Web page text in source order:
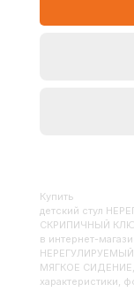
Купить
Детский стул НЕРЕГУЛИРУЕМЫЙ по высоте гр.№2
СКРИПИЧНЫЙ
в интернет-
МЯГКОЕ СИДЕНИЕ,
характеристики,